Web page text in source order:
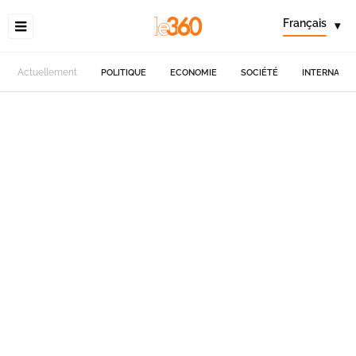
Français ▾
Actuellement POLITIQUE ECONOMIE SOCIÉTÉ